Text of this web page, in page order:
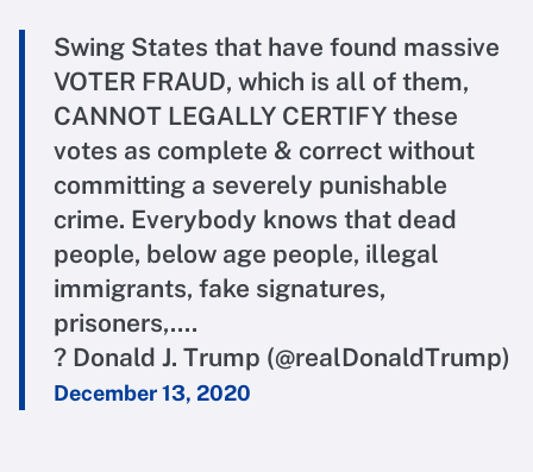
Swing States that have found massive
VOTER FRAUD, which is all of them,
CANNOT LEGALLY CERTIFY these
votes as complete & correct without
committing a severely punishable
crime. Everybody knows that dead
people, below age people, illegal
immigrants, fake signatures,
prisoners,....
? Donald J. Trump (@realDonaldTrump)
December 13, 2020